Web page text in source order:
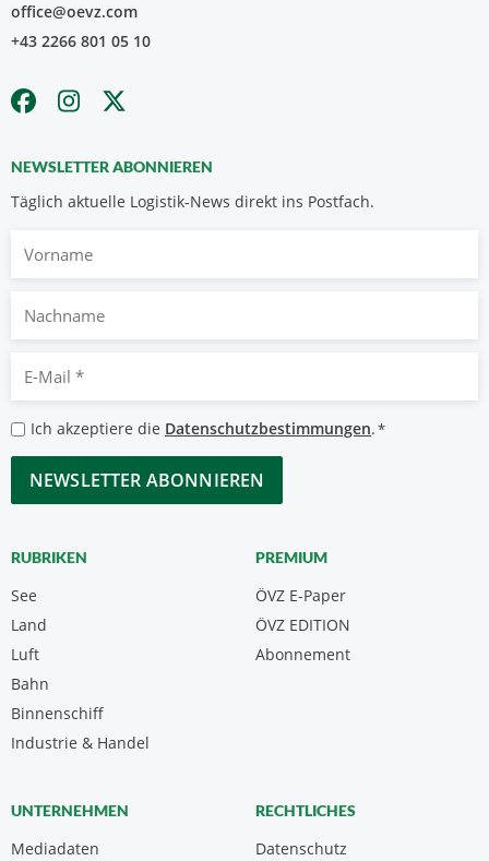
office@oevz.com
+43 2266 801 05 10
NEWSLETTER ABONNIEREN
Täglich aktuelle Logistik-News direkt ins Postfach.
Nachname
Mail
*
Datenschutzbestimmungen
*
Ich akzeptiere die Datenschutzbestimmungen.*
CAPTCHA
RUBRIKEN
See
Land
Luft
Bahn
Binnenschiff
Industrie & Handel
PREMIUM
ÖVZ E-Paper
Abonnement
ÖVZ EDITION
UNTERNEHMEN
Mediadaten
RECHTLICHES
Datenschutz